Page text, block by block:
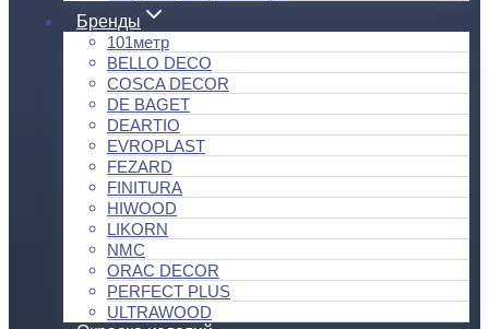
Бренды
101метр
BELLO DECO
COSCA DECOR
DE BAGET
DEARTIO
EVROPLAST
FEZARD
FINITURA
HIWOOD
LIKORN
NMC
ORAC DECOR
PERFECT PLUS
ULTRAWOOD